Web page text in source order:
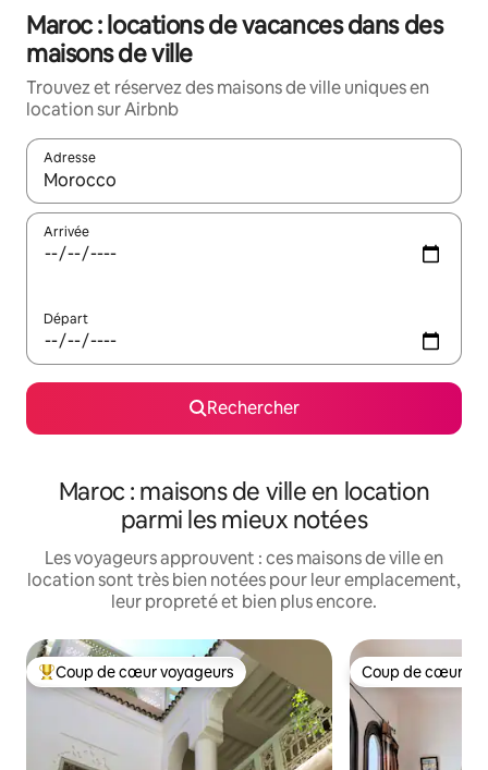
Maroc : locations de vacances dans des
maisons de ville
Trouvez et réservez des maisons de ville uniques en
location sur Airbnb
Adresse
Lorsque les résultats s'affichent, utilisez les flèches vers le
Arrivée
Départ
Rechercher
Maroc : maisons de ville en location
parmi les mieux notées
Les voyageurs approuvent : ces maisons de ville en
location sont très bien notées pour leur emplacement,
leur propreté et bien plus encore.
Coups de cœur voyageurs les plus appréciés
Coup de cœur voyageurs Coup de cœur
Coup de cœur